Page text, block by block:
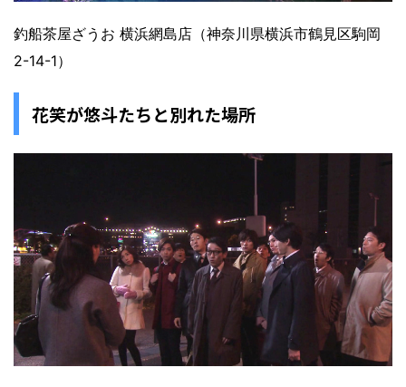
釣船茶屋ざうお 横浜網島店（神奈川県横浜市鶴見区駒岡
2-14-1）
花笑が悠斗たちと別れた場所